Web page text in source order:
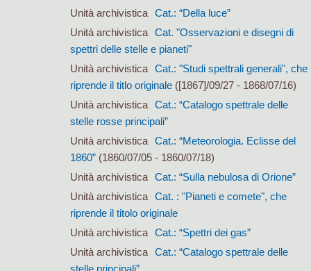
Unità archivistica Cat.: “Della luce”
Unità archivistica Cat. "Osservazioni e disegni di
spettri delle stelle e pianeti"
Unità archivistica Cat.: "Studi spettrali generali", che
riprende il titlo originale([1867]/09/27 - 1868/07/16)
Unità archivistica Cat.: “Catalogo spettrale delle
stelle rosse principali”
Unità archivistica Cat.: “Meteorologia. Eclisse del
1860”(1860/07/05 - 1860/07/18)
Unità archivistica Cat.: “Sulla nebulosa di Orione”
Unità archivistica Cat. : "Pianeti e comete", che
riprende il titolo originale
Unità archivistica Cat.: “Spettri dei gas”
Unità archivistica Cat.: “Catalogo spettrale delle
stelle principali”